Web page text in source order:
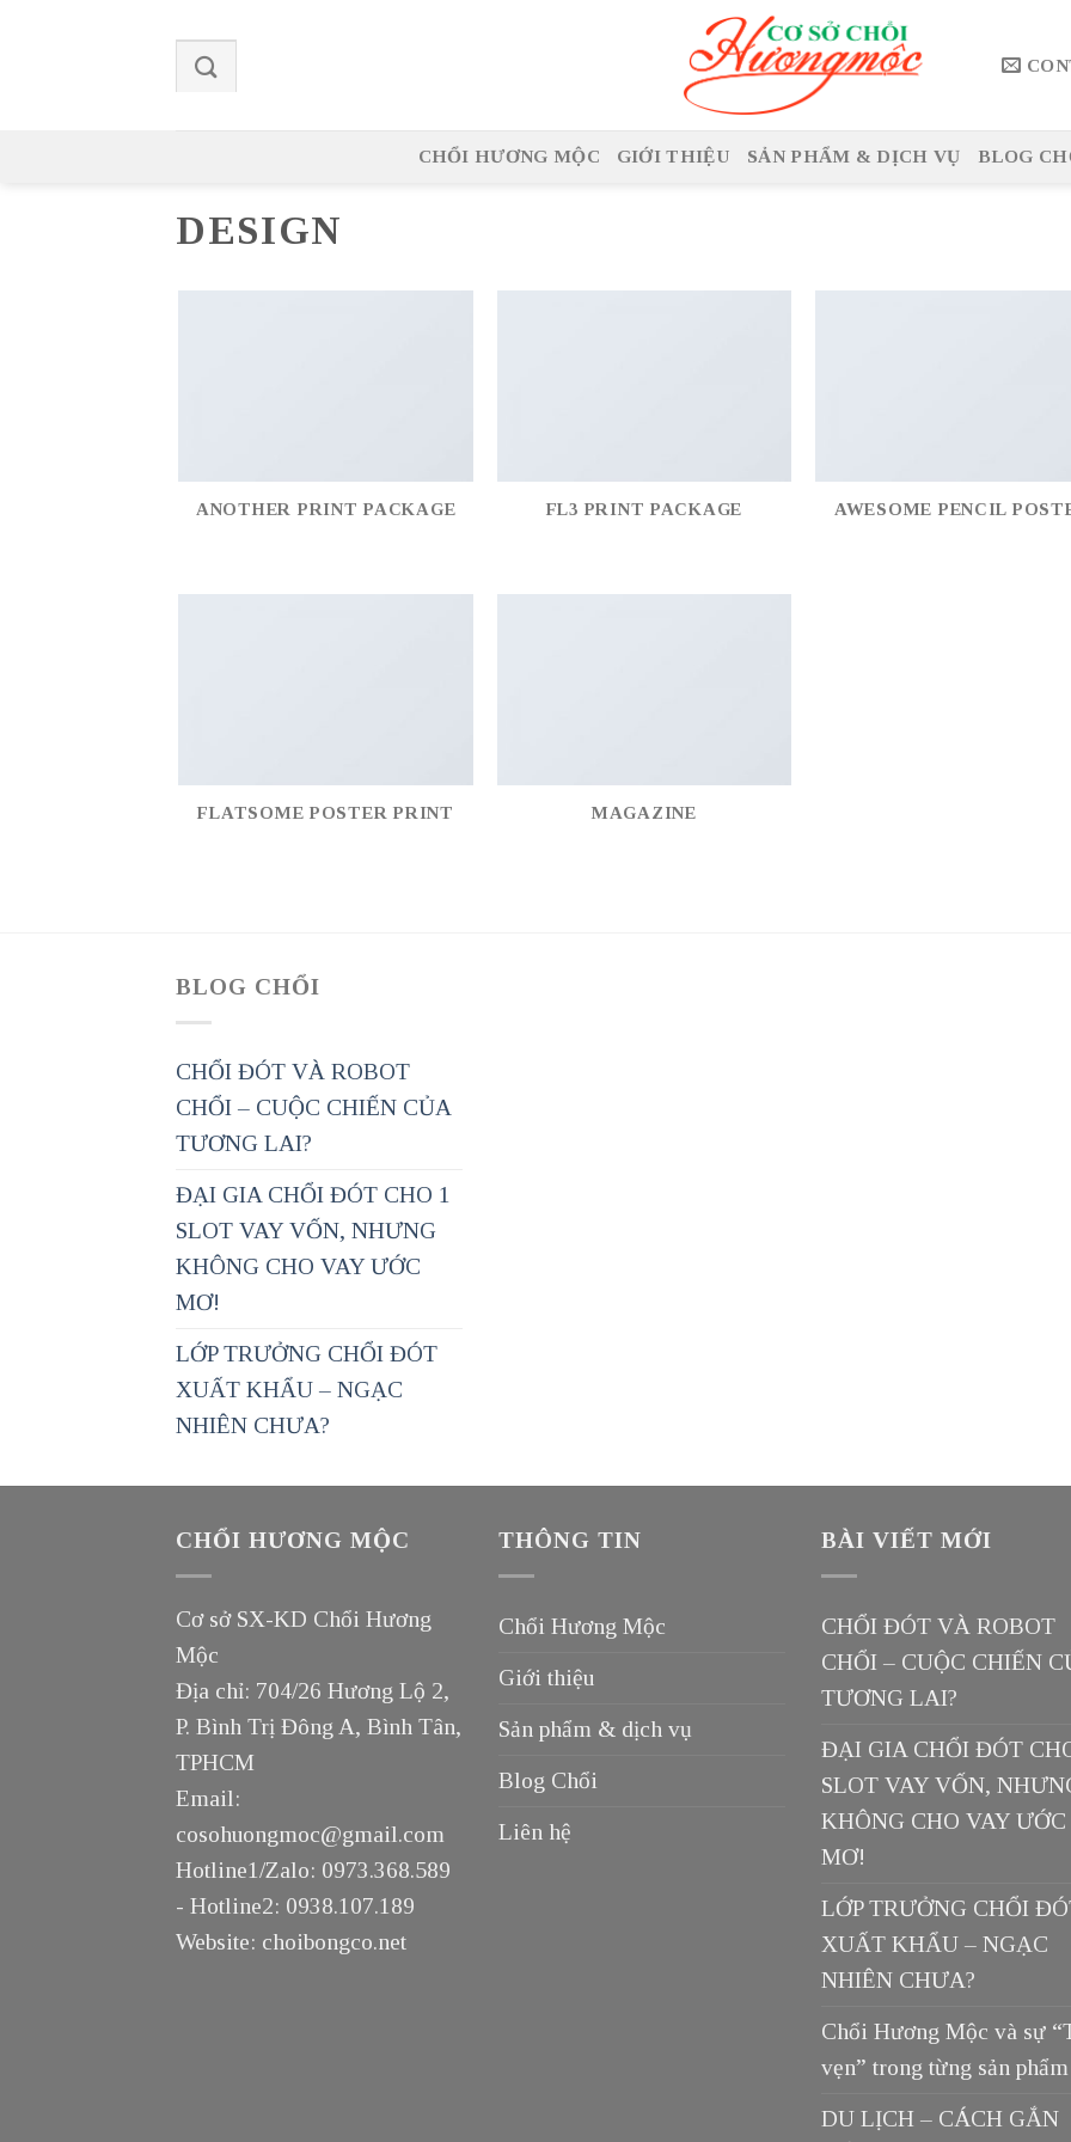
CHỔI HƯƠNG MỘC GIỚI THIỆU SẢN PHẨM & DỊCH VỤ BLOG
DESIGN
ANOTHER PRINT PACKAGE FL3 PRINT PACKAGE AWESOME PENCIL
FLATSOME POSTER PRINT MAGAZINE
BLOG CHỔI
CHỔI ĐÓT VÀ ROBOT
CHỔI – CUỘC CHIẾN CỦA
TƯƠNG LAI?
ĐẠI GIA CHỔI ĐÓT CHO 1
SLOT VAY VỐN, NHƯNG
KHÔNG CHO VAY ƯỚC
MƠ!
LỚP TRƯỞNG CHỔI ĐÓT
XUẤT KHẨU – NGẠC
NHIÊN CHƯA?
CHỔI HƯƠNG MỘC
Cơ sở SX-KD Chổi Hương
Mộc
Địa chỉ: 704/26 Hương Lộ 2,
P. Bình Trị Đông A, Bình Tân,
TPHCM
Email:
cosohuongmoc@gmail.com
Hotline1/Zalo: 0973.368.589
- Hotline2: 0938.107.189
Website: choibongco.net
THÔNG TIN
Chổi Hương Mộc
Giới thiệu
Sản phẩm & dịch vụ
Blog Chổi
Liên hệ
BÀI VIẾT MỚI
CHỔI ĐÓT VÀ ROBOT
CHỔI – CUỘC CHIẾN
TƯƠNG LAI?
ĐẠI GIA CHỔI ĐÓT
SLOT VAY VỐN,
KHÔNG CHO VAY ƯỚC
MƠ!
LỚP TRƯỞNG CHỔI
XUẤT KHẨU – NGẠC
NHIÊN CHƯA?
Chổi Hương Mộc và sự
vẹn” trong từng sản phẩm
DU LỊCH – CÁCH GẮN